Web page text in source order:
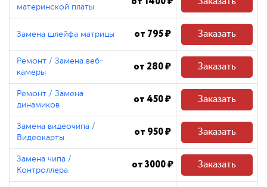
материнской платы
Замена шлейфа матрицы от 795 ₽ Заказать
Ремонт / Замена веб-
камеры
от 280 ₽ Заказать
Ремонт / Замена
динамиков
от 450 ₽ Заказать
Замена видеочипа /
Видеокарты
от 950 ₽ Заказать
Замена чипа /
Контроллера
от 3000 ₽ Заказать